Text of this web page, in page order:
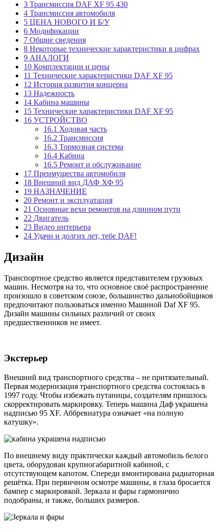
3 Трансмиссия DAF XF 95 430
4 Трансмиссия автомобиля
5 ЦЕНА НОВОГО И Б/У
6 Модификации
7 Общие сведения
8 Некоторые технические характеристики в цифрах
9 АНАЛОГИ
10 Комплектации и цены
11 Технические характеристики DAF XF 95
12 История развития концерна
13 Надежность
14 Кабина машины
15 Технические характеристики DAF XF 95
16 УСТРОЙСТВО
16.1 Ходовая часть
16.2 Трансмиссия
16.3 Тормозная система
16.4 Кабина
16.5 Ремонт и обслуживание
17 Преимущества автомобиля
18 Внешний вид ДАФ ХФ 95
19 НАЗНАЧЕНИЕ
20 Ремонт и эксплуатация
21 Основные вехи ремонтов на длинном пути
22 Двигатель
23 Видео интерьера
24 Удачи и долгих лет, тебе DAF!
Дизайн
Транспортное средство является представителем грузовых
машин. Несмотря на то, что основное своё распространение
произошло в советском союзе, большинство дальнобойщиков
предпочитают пользоваться именно Машиной Daf XF 95.
Дизайн машины сильных различий от своих
предшественников не имеет.
Экстерьер
Внешний вид транспортного средства – не притязательный.
Первая модернизация транспортного средства состоялась в
1997 году. Чтобы избежать путаницы, создателям пришлось
скорректировать маркировку. Теперь машина Даф украшена
надписью 95 XF. Аббревиатура означает «на полную
катушку».
По внешнему виду практически каждый автомобиль белого
цвета, оборудован крупногабаритной кабиной, с
отсутствующем капотом. Спереди вмонтирована радиаторная
решётка. При первичном осмотре машины, в глаза бросается
бампер с маркировкой. Зеркала и фары гармонично
подобраны, и также, больших размеров.